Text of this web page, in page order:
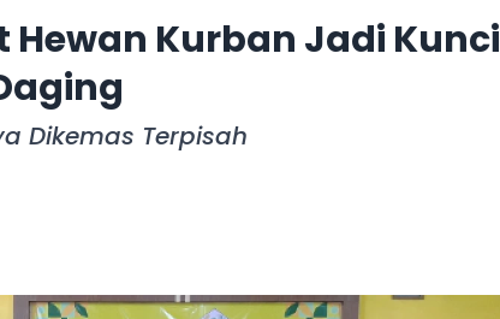
Kurban Jadi Kunci
Dikemas Terpisah